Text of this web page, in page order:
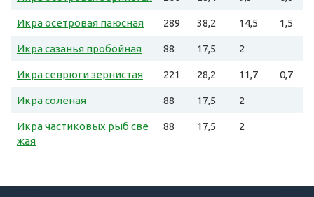
Икра осетровая паюсная 289 38,2 14,5 1,5
Икра сазанья пробойная 88 17,5 2
Икра севрюги зернистая 221 28,2 11,7 0,7
Икра соленая 88 17,5 2
Икра частиковых рыб све
жая
88 17,5 2